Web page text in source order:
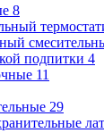
8
подпитки 4
11
29